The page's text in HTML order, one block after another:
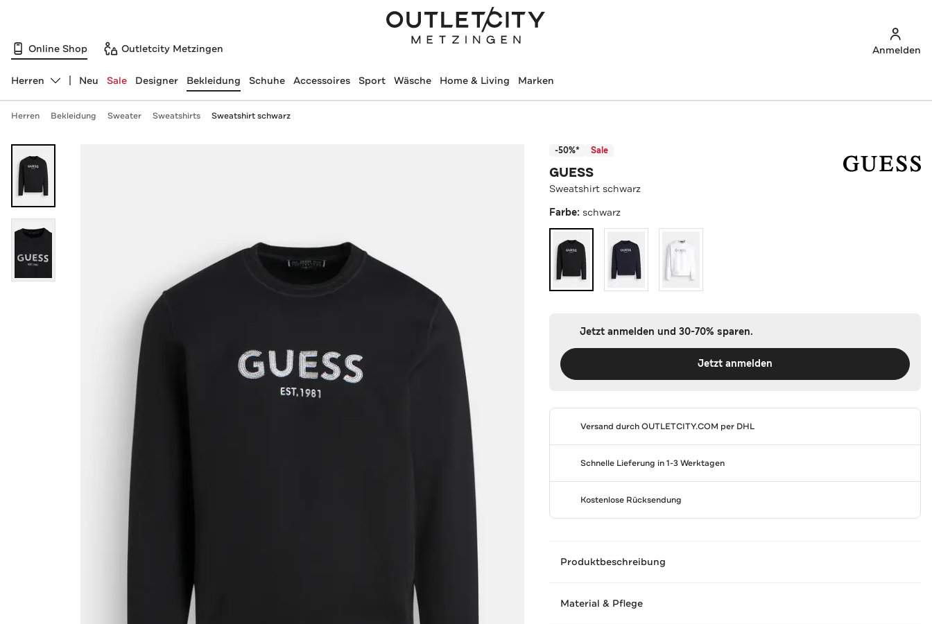
Online Shop Outletcity Metzingen Anmelden
Abteilung ändern, ausgewählt:
Herren Neu Sale Designer Bekleidung Schuhe Accessoires Sport Wäsche Home & Living Marken
Herren Bekleidung Sweater Sweatshirts Sweatshirt schwarz
-50%* Sale
GUESS
Sweatshirt schwarz
Farbe: schwarz
Jetzt anmelden und 30-70% sparen.
Jetzt anmelden
Versand durchOUTLETCITY.COM per DHL
Schnelle Lieferung in 1-3 Werktagen
Kostenlose Rücksendung
Produktbeschreibung
Material & Pflege